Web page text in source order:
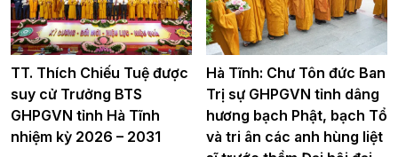
TT. Thích Chiếu Tuệ được
suy cử Trưởng BTS
GHPGVN tỉnh Hà Tĩnh
nhiệm kỳ 2026 – 2031
Hà Tĩnh: Chư Tôn đức Ban
Trị sự GHPGVN tỉnh dâng
hương bạch Phật, bạch Tổ
và tri ân các anh hùng liệt